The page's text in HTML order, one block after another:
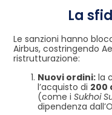
La
Le sanzioni hanno
Airbus, costringendo
ristrutturazione:
Nuovi ordini: la
l’acquisto di 200
(come i Sukhoi
dipendenza